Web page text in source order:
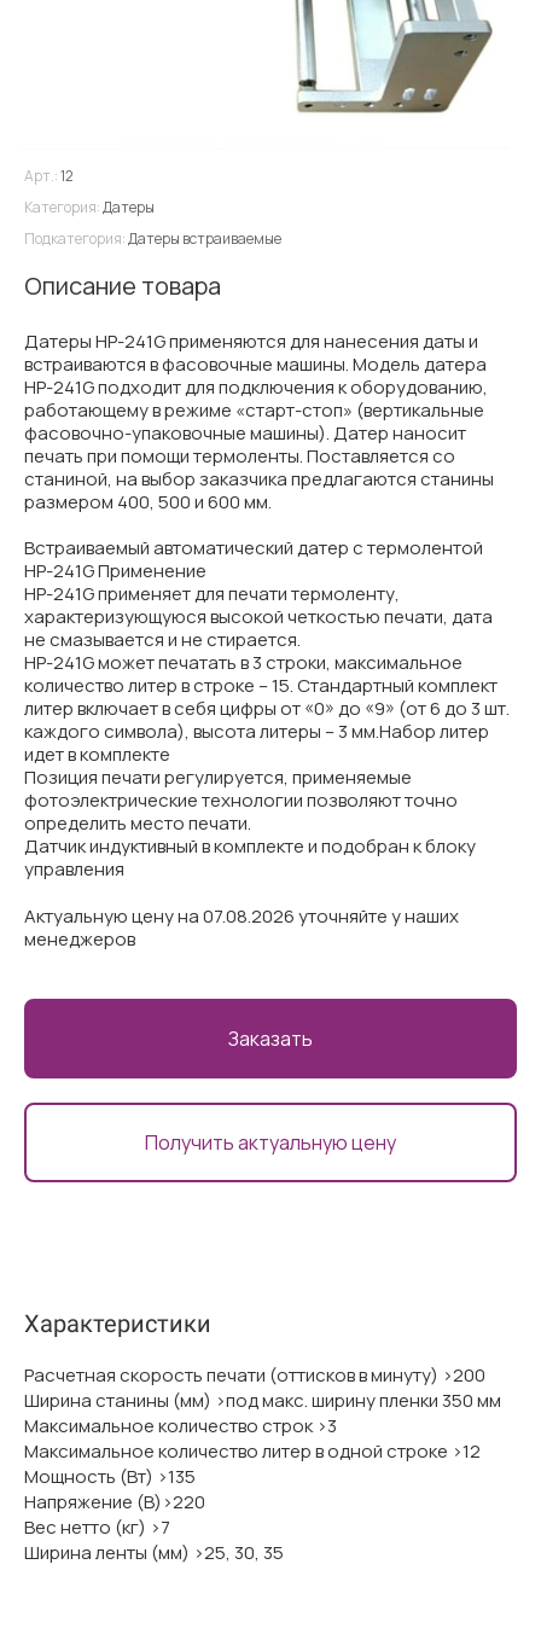
Арт.:12
Категория:Датеры
Подкатегория:Датеры встраиваемые
Описание товара
Датеры HP-241G применяются для нанесения даты и
встраиваются в фасовочные машины. Модель датера
НР-241G подходит для подключения к оборудованию,
работающему в режиме «старт-стоп» (вертикальные
фасовочно-упаковочные машины). Датер наносит
печать при помощи термоленты. Поставляется со
станиной, на выбор заказчика предлагаются станины
размером 400, 500 и 600 мм.
Встраиваемый автоматический датер с термолентой
НР-241G Применение
HP-241G применяет для печати термоленту,
характеризующуюся высокой четкостью печати, дата
не смазывается и не стирается.
HP-241G может печатать в 3 строки, максимальное
количество литер в строке – 15. Стандартный комплект
литер включает в себя цифры от «0» до «9» (от 6 до 3 шт.
каждого символа), высота литеры – 3 мм.Набор литер
идет в комплекте
Позиция печати регулируется, применяемые
фотоэлектрические технологии позволяют точно
определить место печати.
Датчик индуктивный в комплекте и подобран к блоку
управления
Актуальную цену на 07.08.2026 уточняйте у наших
менеджеров
Заказать
Получить актуальную цену
Характеристики
Расчетная скорость печати (оттисков в минуту) >200
Ширина станины (мм) >под макс. ширину пленки 350 мм
Максимальное количество строк >3
Максимальное количество литер в одной строке >12
Мощность (Вт) >135
Напряжение (В)>220
Вес нетто (кг) >7
Ширина ленты (мм) >25, 30, 35